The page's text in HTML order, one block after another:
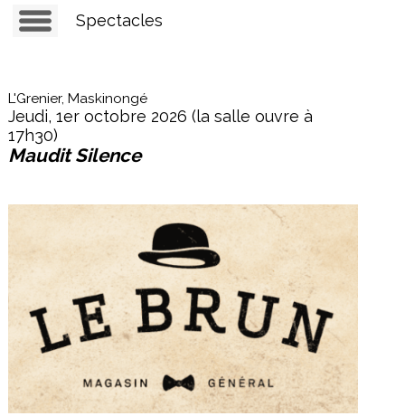
L'Grenier, Maskinongé
Jeudi, 1er octobre 2026 (la salle ouvre à
17h30)
Maudit Silence
Spectacles